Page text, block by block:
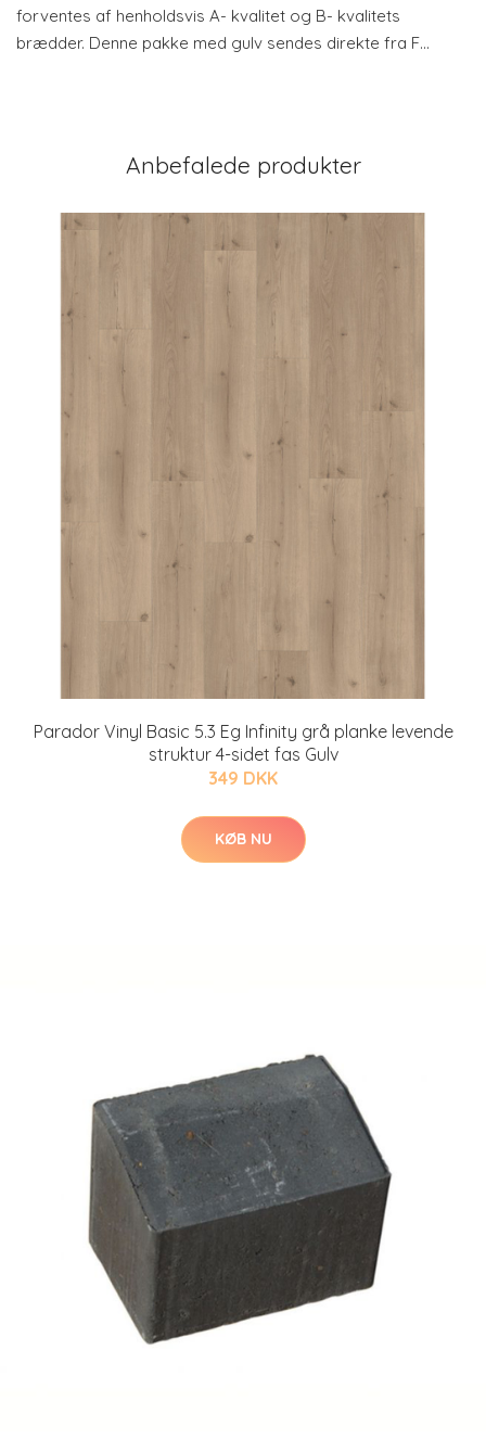
forventes af henholdsvis A- kvalitet og B- kvalitets
brædder. Denne pakke med gulv sendes direkte fra F…
Anbefalede produkter
Parador Vinyl Basic 5.3 Eg Infinity grå planke levende
struktur 4-sidet fas Gulv
349 DKK
KØB NU